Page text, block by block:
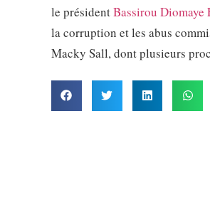
le présidentBassirou Diomaye
la corruption et les abus
Macky Sall, dont plusieurs